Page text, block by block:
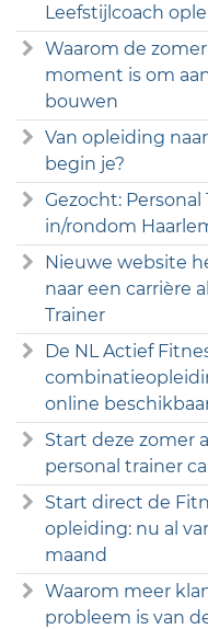
Leefstijlcoach
Waarom de
moment is om
bouwen
Van opleiding
begin je?
Gezocht: Personal
in/rondom
Nieuwe website
naar een carrière
Trainer
De NL Actief
online
Start deze zomer
personal trainer
Start direct de
opleiding: nu al
maand
Waarom meer
probleem is van